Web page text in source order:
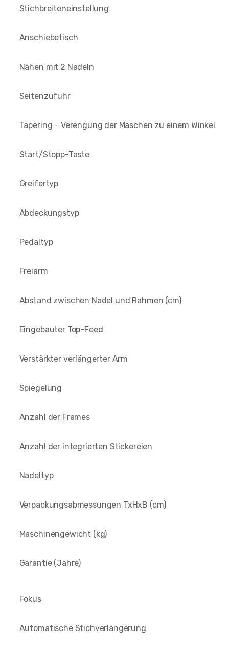
Stichbreiteneinstellung
Anschiebetisch
Nähen mit 2 Nadeln
Seitenzufuhr
Tapering – Verengung der Maschen zu einem Winkel
Start/Stopp-Taste
Greifertyp
Abdeckungstyp
Pedaltyp
Freiarm
Abstand zwischen Nadel und Rahmen (cm)
Eingebauter Top-Feed
Verstärkter verlängerter Arm
Spiegelung
Anzahl der Frames
Anzahl der integrierten Stickereien
Nadeltyp
Verpackungsabmessungen TxHxB (cm)
Maschinengewicht (kg)
Garantie (Jahre)
Fokus
Automatische Stichverlängerung